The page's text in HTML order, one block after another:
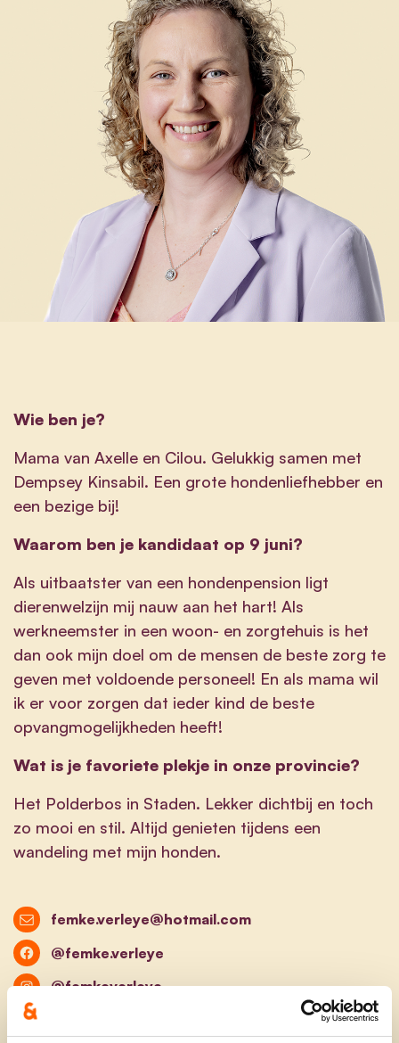
Wie ben je?
Mama van Axelle en Cilou. Gelukkig samen met
Dempsey Kinsabil. Een grote hondenliefhebber en
een bezige bij!
Waarom ben je kandidaat op 9 juni?
Als uitbaatster van een hondenpension ligt
dierenwelzijn mij nauw aan het hart! Als
werkneemster in een woon- en zorgtehuis is het
dan ook mijn doel om de mensen de beste zorg te
geven met voldoende personeel! En als mama wil
ik er voor zorgen dat ieder kind de beste
opvangmogelijkheden heeft!
Wat is je favoriete plekje in onze provincie?
Het Polderbos in Staden. Lekker dichtbij en toch
zo mooi en stil. Altijd genieten tijdens een
wandeling met mijn honden.
femke.verleye@hotmail.com
@femke.verleye
@femkeverleye